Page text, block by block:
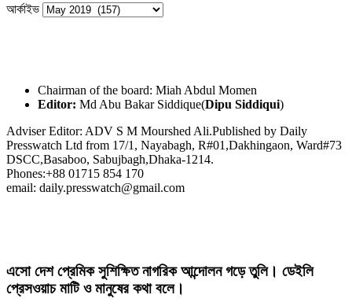
আর্কাইভ
Chairman of the board: Miah Abdul Momen
Editor: Md Abu Bakar Siddique(Dipu Siddiqui)
Adviser Editor: ADV S M Mourshed Ali.Published by Daily
Presswatch Ltd from 17/1, Nayabagh, R#01,Dakhingaon, Ward#73
DSCC,Basaboo, Sabujbagh,Dhaka-1214.
Phones:+88 01715 854 170
email: daily.presswatch@gmail.com
এসো দেশ প্রেমিক সুশিক্ষিত নাগরিক আন্দোলন গড়ে তুলি। ডেইলি
প্রেসওয়াচ মাটি ও মানুষের কথা বলে।